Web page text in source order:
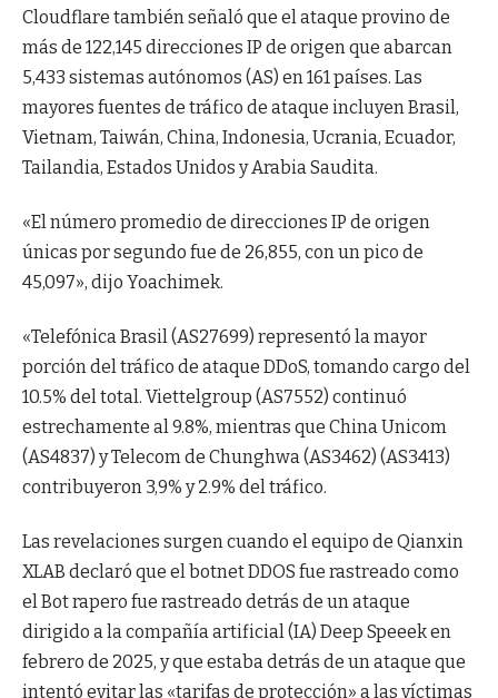
Cloudflare también señaló que el ataque provino de
más de 122,145 direcciones IP de origen que abarcan
5,433 sistemas autónomos (AS) en 161 países. Las
mayores fuentes de tráfico de ataque incluyen Brasil,
Vietnam, Taiwán, China, Indonesia, Ucrania, Ecuador,
Tailandia, Estados Unidos y Arabia Saudita.
«El número promedio de direcciones IP de origen
únicas por segundo fue de 26,855, con un pico de
45,097», dijo Yoachimek.
«Telefónica Brasil (AS27699) representó la mayor
porción del tráfico de ataque DDoS, tomando cargo del
10.5% del total. Viettelgroup (AS7552) continuó
estrechamente al 9.8%, mientras que China Unicom
(AS4837) y Telecom de Chunghwa (AS3462) (AS3413)
contribuyeron 3,9% y 2.9% del tráfico.
Las revelaciones surgen cuando el equipo de Qianxin
XLAB declaró que el botnet DDOS fue rastreado como
el Bot rapero fue rastreado detrás de un ataque
dirigido a la compañía artificial (IA) Deep Speeek en
febrero de 2025, y que estaba detrás de un ataque que
intentó evitar las «tarifas de protección» a las víctimas